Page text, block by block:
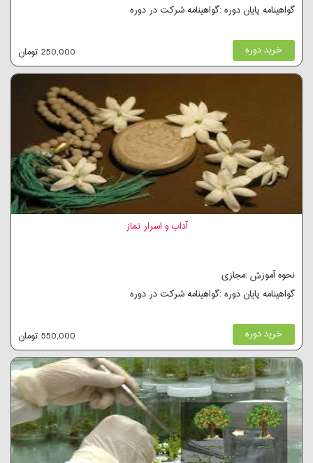
گواهینامه پایان دوره :گواهینامه شرکت در دوره
خرید دوره 250,000 تومان
آداب و اسرار نماز
نحوه آموزش :مجازی
گواهینامه پایان دوره :گواهینامه شرکت در دوره
خرید دوره 550,000 تومان